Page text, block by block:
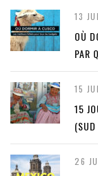
13
OÙ
PAR
15
15
26